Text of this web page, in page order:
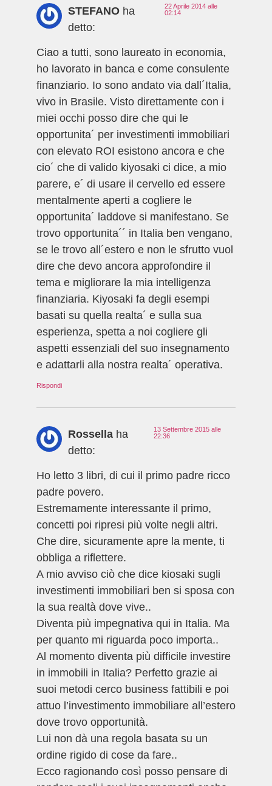
STEFANO ha
detto:
22 Aprile 2014 alle
02:14
Ciao a tutti, sono laureato in economia,
ho lavorato in banca e come consulente
finanziario. Io sono andato via dall´Italia,
vivo in Brasile. Visto direttamente con i
miei occhi posso dire che qui le
opportunita´ per investimenti immobiliari
con elevato ROI esistono ancora e che
cio´ che di valido kiyosaki ci dice, a mio
parere, e´ di usare il cervello ed essere
mentalmente aperti a cogliere le
opportunita´ laddove si manifestano. Se
trovo opportunita´´ in Italia ben vengano,
se le trovo all´estero e non le sfrutto vuol
dire che devo ancora approfondire il
tema e migliorare la mia intelligenza
finanziaria. Kiyosaki fa degli esempi
basati su quella realta´ e sulla sua
esperienza, spetta a noi cogliere gli
aspetti essenziali del suo insegnamento
e adattarli alla nostra realta´ operativa.
Rispondi
Rossella ha
detto:
13 Settembre 2015 alle
22:36
Ho letto 3 libri, di cui il primo padre ricco
padre povero.
Estremamente interessante il primo,
concetti poi ripresi più volte negli altri.
Che dire, sicuramente apre la mente, ti
obbliga a riflettere.
A mio avviso ciò che dice kiosaki sugli
investimenti immobiliari ben si sposa con
la sua realtà dove vive..
Diventa più impegnativa qui in Italia. Ma
per quanto mi riguarda poco importa..
Al momento diventa più difficile investire
in immobili in Italia? Perfetto grazie ai
suoi metodi cerco business fattibili e poi
attuo l’investimento immobiliare all’estero
dove trovo opportunità.
Lui non dà una regola basata su un
ordine rigido di cose da fare..
Ecco ragionando così posso pensare di